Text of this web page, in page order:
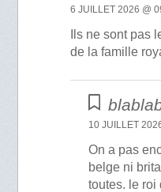
6 JUILLET 2026 @
Ils ne sont pas
de la famille
10 JUILLET
On a pas
belge ni
toutes. le roi